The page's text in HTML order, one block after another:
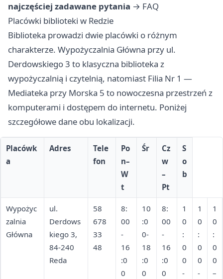
najczęściej zadawane pytania → FAQ
Placówki biblioteki w Redzie
Biblioteka prowadzi dwie placówki o różnym
charakterze. Wypożyczalnia Główna przy ul.
Derdowskiego 3 to klasyczna biblioteka z
wypożyczalnią i czytelnią, natomiast Filia Nr 1 —
Mediateka przy Morska 5 to nowoczesna przestrzeń z
komputerami i dostępem do internetu. Poniżej
szczegółowe dane obu lokalizacji.
Placówk
a
Adres
Tele
fon
Po
n–
W
t
Śr
Cz
w
–
Pt
S
o
b
Wypożyc
zalnia
Główna
ul.
Derdows
kiego 3,
84-240
Reda
58
678
33
48
8:
00
-
16
:0
0
10
:0
0-
18
:0
0
8:
00
-
16
:0
0
1
0
:
0
0
-
1
0
:
0
0
-
1
0
:
0
0
–